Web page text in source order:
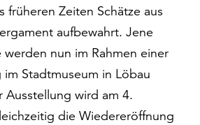
früheren Zeiten Schätze aus
aufbewahrt. Jene
werden nun im Rahmen einer
Stadtmuseum in Löbau
wird am 4.
die Wiedereröffnung